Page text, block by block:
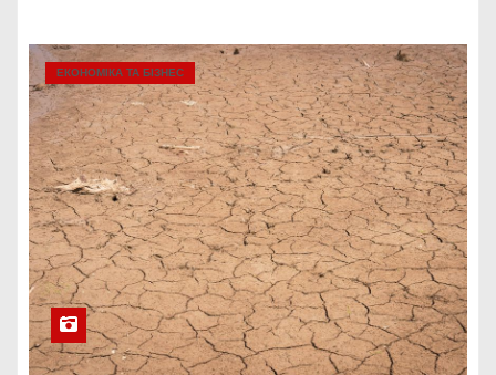
ЕКОНОМІКА ТА БІЗНЕС